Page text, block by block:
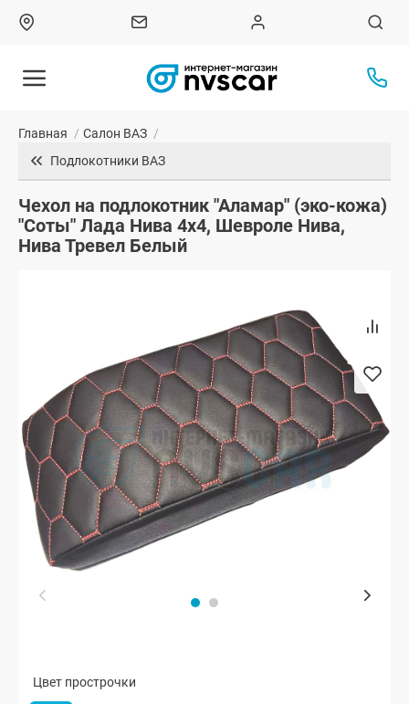
Главная / Салон ВАЗ /
Подлокотники ВАЗ
Чехол на подлокотник "Аламар" (эко-кожа)
"Соты" Лада Нива 4х4, Шевроле Нива,
Нива Тревел Белый
Цвет прострочки